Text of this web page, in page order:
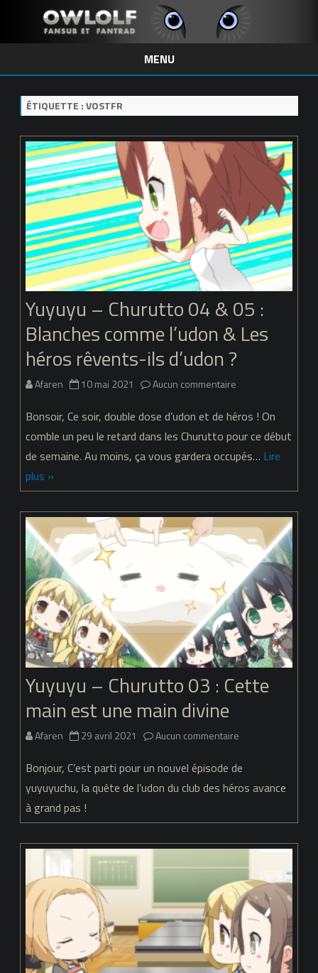
MENU
Skip
to
ÉTIQUETTE :VOSTFR
Yuyuyu – Churutto 04 & 05 :
Blanches comme l’udon & Les
héros rêvents-ils d’udon ?
Afaren 10 mai 2021 Aucun commentaire
Yuyuyu
–
Churutto
&
05
:
Blanches
comme
l’udon
&
Les
rêvents-
Bonsoir, Ce soir, double dose d’udon et de héros ! On
comble un peu le retard dans les Churutto pour ce début
de semaine. Au moins, ça vous gardera occupés… Lire
plus »
Yuyuyu – Churutto 03 : Cette
main est une main divine
Afaren 29 avril 2021 Aucun commentaire
–
Cette
main
est
une
Bonjour, C’est parti pour un nouvel épisode de
yuyuyuchu, la quête de l’udon du club des héros avance
à grand pas !